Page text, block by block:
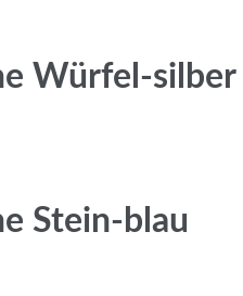
Würfel-silber
Stein-blau